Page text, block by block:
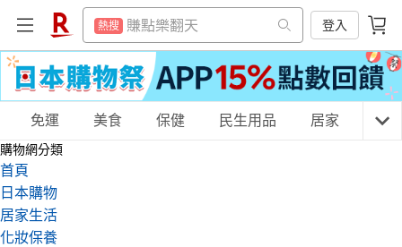
熱搜 賺點樂翻天
熱搜 平板電腦
熱搜 電子閱讀器
吹風機
登入
熱搜 平板電腦
熱搜 電子閱讀器
熱搜 吹風機
熱搜 微波爐
購物網分類
天天免運
免運 美食 保健 民生用品 居家 3C
購物網分類
首頁
日本購物
居家生活
化妝保養